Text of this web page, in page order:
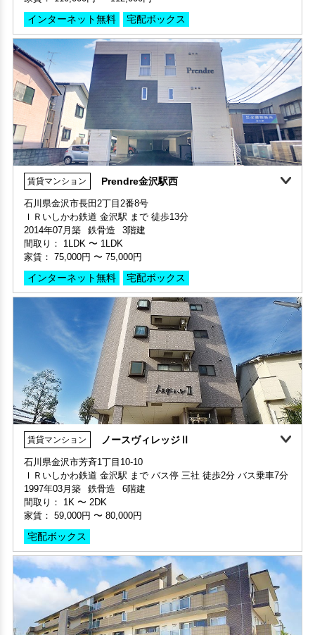
保証人不要・代行 インターネット無料
インターネット無料 宅配ボックス
360°案内 動画案内
部屋号数 505号室
家賃 112,000円・共益費 8,000円
階数 5階
間取り 3LDK・専有面積 71.9㎡
敷金 1ヶ月 ・礼金 1ヶ月
保証人不要・代行 インターネット無料
動画案内
部屋号数 305号室 申込済
家賃 110,000円・共益費 8,000円
階数 3階
間取り 3LDK・専有面積 71.9㎡
敷金 1ヶ月 ・礼金 1ヶ月
保証人不要・代行 インターネット無料 デザイナーズ
賃貸マンション Prendre金沢駅西
石川県金沢市長田2丁目2番8号
ＩＲいしかわ鉄道 金沢駅 まで 徒歩13分
2014年07月築
鉄骨造
3階建
間取り：1LDK 〜 1LDK
家賃： 75,000円 〜 75,000円
インターネット無料 宅配ボックス
部屋号数 306号室
家賃 75,000円・共益費 5,000円
階数 3階
間取り 1LDK・専有面積 42.12㎡
敷金 2ヶ月 ・礼金 2ヶ月
保証人不要・代行
賃貸マンション ノースヴィレッジⅡ
石川県金沢市芳斉1丁目10-10
ＩＲいしかわ鉄道 金沢駅 まで バス停 三社 徒歩2分 バス乗車7分
1997年03月築
鉄骨造
6階建
間取り：1K 〜
2DK
家賃： 59,000円 〜 80,000円
宅配ボックス